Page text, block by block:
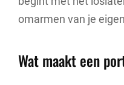
omarmen van je
Wat maakt een